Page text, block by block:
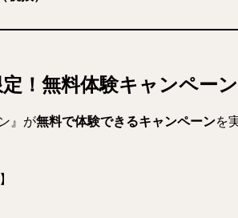
！無料体験キャンペーン
』が無料で体験できるキャンペーンを